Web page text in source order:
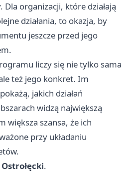
organizacji, które działają
działania, to okazja, by
jeszcze przed jego
liczy się nie tylko sama
też jego konkret. Im
jakich działań
widzą największą
większa szansa, że ich
przy układaniu
.